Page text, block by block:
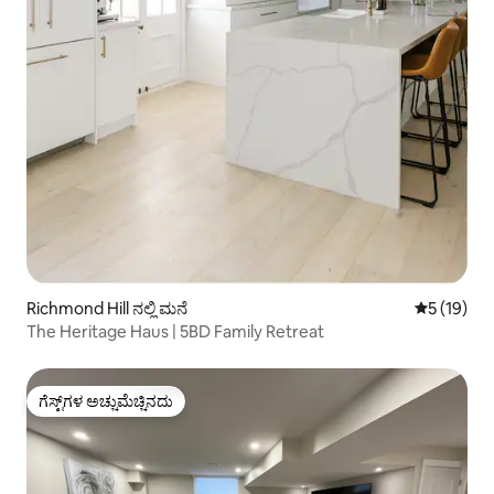
Richmond Hill ನಲ್ಲಿ ಮನೆ 5 ರಲ್ಲಿ 5
5 (19)
The Heritage Haus | 5BD Family Retreat
ಗೆಸ್ಟ್‌ಗಳ ಅಚ್ಚುಮೆಚ್ಚಿನದು
ಗೆಸ್ಟ್‌ಗಳ ಅಚ್ಚುಮೆಚ್ಚಿನದು